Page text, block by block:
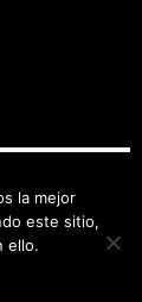
la mejor
este sitio,
ello.